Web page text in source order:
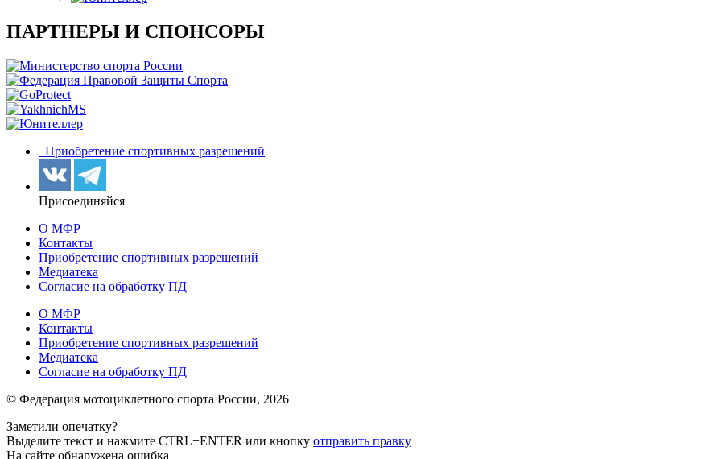
ПАРТНЕРЫ И СПОНСОРЫ
Приобретение спортивных разрешений
Присоединяйся
О МФР
Контакты
Приобретение спортивных разрешений
Медиатека
Согласие на обработку ПД
О МФР
Контакты
Приобретение спортивных разрешений
Медиатека
Согласие на обработку ПД
© Федерация мотоциклетного спорта России, 2026
Заметили опечатку?
Выделите текст и нажмите CTRL+ENTER или кнопку отправить правку
На сайте обнаружена ошибка